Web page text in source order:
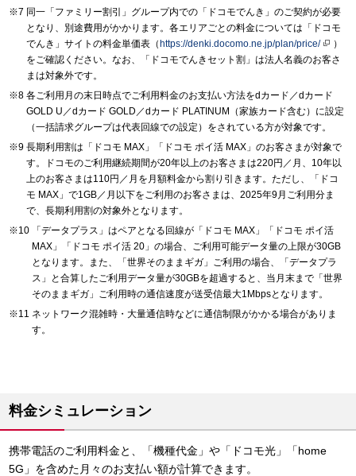
同一「ファミリー割引」グループ内での「ドコモでんき」のご契約が必要
となり、別途費用がかかります。各エリアごとの料金については「ドコモ
でんき」サイトの料金単価表（https://denki.docomo.ne.jp/plan/price/
）
をご確認ください。なお、「ドコモでんきセット割」は法人名義のお客さ
まは対象外です。
各ご利用月の末日時点でご利用料金のお支払い方法をdカード／dカード
GOLD U／dカード GOLD／dカード PLATINUM（家族カード含む）に設定
（一括請求グループは代表回線での設定）をされている方が対象です。
長期利用割は「ドコモ MAX」「ドコモ ポイ活 MAX」のお客さまが対象で
す。ドコモのご利用継続期間が20年以上のお客さまは220円／月、10年以
上のお客さまは110円／月を月額料金から割り引きます。ただし、「ドコ
モ MAX」で1GB／月以下をご利用のお客さまは、2025年9月ご利用分ま
で、長期利用割の対象外となります。
「データプラス」はペアとなる回線が「ドコモ MAX」「ドコモ ポイ活
MAX」「ドコモ ポイ活 20」の場合、ご利用可能データ量の上限が30GB
となります。また、「世界そのままギガ」ご利用の場合、「データプラ
ス」と合算したご利用データ量が30GBを超過すると、当月末まで「世界
そのままギガ」ご利用時の通信速度が送受信最大1Mbpsとなります。
ネットワーク混雑時・大量通信時などに通信制限がかかる場合がありま
す。
料金シミュレーション
携帯電話のご利用料金と、「機種代金」や「ドコモ光」「home
5G」を含めた月々のお支払い額が計算できます。